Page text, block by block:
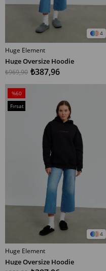
4
SEPETE EKLE
Huge Element
Huge Oversize Hoodie
₺387,96
₺969,90
4
SEPETE EKLE
%60
İndirim
%60İndirim
Fırsat
Huge Element
Huge Oversize Hoodie